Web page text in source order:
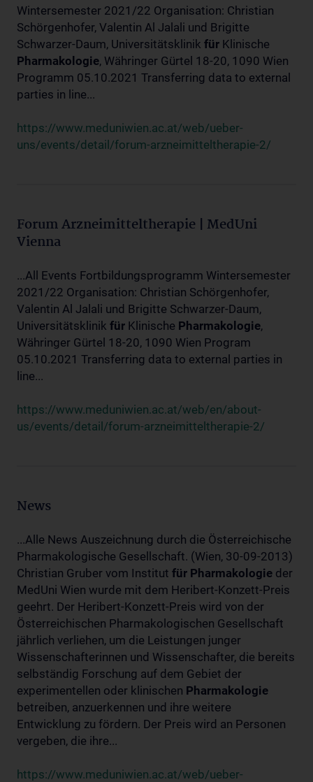
Wintersemester 2021/22 Organisation: Christian
Schörgenhofer, Valentin Al Jalali und Brigitte
Schwarzer-Daum, Universitätsklinik für Klinische
Pharmakologie, Währinger Gürtel 18-20, 1090 Wien
Programm 05.10.2021 Transferring data to external
parties in line...
https://www.meduniwien.ac.at/web/ueber-
uns/events/detail/forum-arzneimitteltherapie-2/
Forum Arzneimitteltherapie | MedUni
Vienna
...All Events Fortbildungsprogramm Wintersemester
2021/22 Organisation: Christian Schörgenhofer,
Valentin Al Jalali und Brigitte Schwarzer-Daum,
Universitätsklinik für Klinische Pharmakologie,
Währinger Gürtel 18-20, 1090 Wien Program
05.10.2021 Transferring data to external parties in
line...
https://www.meduniwien.ac.at/web/en/about-
us/events/detail/forum-arzneimitteltherapie-2/
News
...Alle News Auszeichnung durch die Österreichische
Pharmakologische Gesellschaft. (Wien, 30-09-2013)
Christian Gruber vom Institut für Pharmakologie der
MedUni Wien wurde mit dem Heribert-Konzett-Preis
geehrt. Der Heribert-Konzett-Preis wird von der
Österreichischen Pharmakologischen Gesellschaft
jährlich verliehen, um die Leistungen junger
Wissenschafterinnen und Wissenschafter, die bereits
selbständig Forschung auf dem Gebiet der
experimentellen oder klinischen Pharmakologie
betreiben, anzuerkennen und ihre weitere
Entwicklung zu fördern. Der Preis wird an Personen
vergeben, die ihre...
https://www.meduniwien.ac.at/web/ueber-